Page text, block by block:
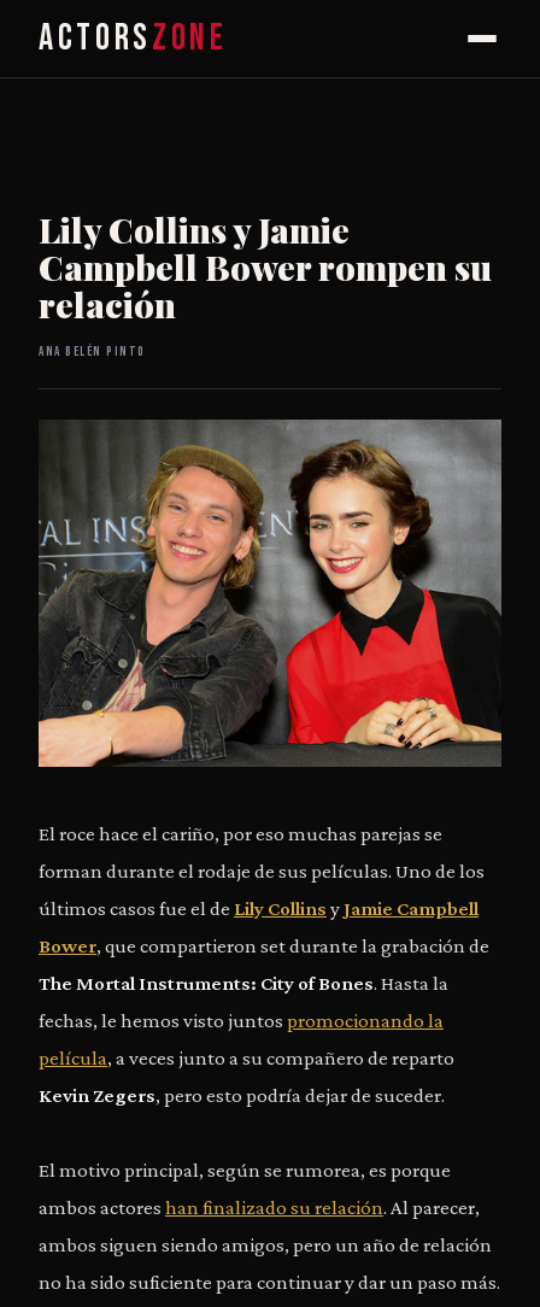
ACTORSZONE
Lily Collins y Jamie
Campbell Bower rompen su
relación
Ana Belén Pinto
El roce hace el cariño, por eso muchas parejas se
forman durante el rodaje de sus películas. Uno de los
últimos casos fue el de Lily Collins y Jamie Campbell
Bower, que compartieron set durante la grabación de
The Mortal Instruments: City of Bones. Hasta la
fechas, le hemos visto juntos promocionando la
película, a veces junto a su compañero de reparto
Kevin Zegers, pero esto podría dejar de suceder.
El motivo principal, según se rumorea, es porque
ambos actores han finalizado su relación. Al parecer,
ambos siguen siendo amigos, pero un año de relación
no ha sido suficiente para continuar y dar un paso más.